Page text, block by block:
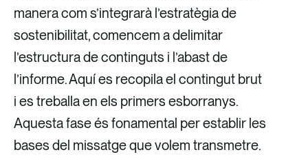
manera com s’integrarà l’estratègia de
sostenibilitat, comencem a delimitar
l’estructura de continguts i l’abast de
l’informe. Aquí es recopila el contingut brut
i es treballa en els primers esborranys.
Aquesta fase és fonamental per establir les
bases del missatge que volem transmetre.